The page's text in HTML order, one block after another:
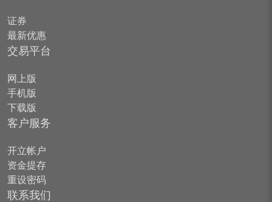
证券
最新优惠
交易平台
网上版
手机版
下载版
客户服务
开立帐户
资金提存
重设密码
联系我们